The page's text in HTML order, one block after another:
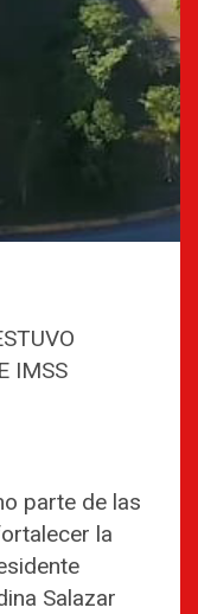
IMSS
parte de las
la
Salazar